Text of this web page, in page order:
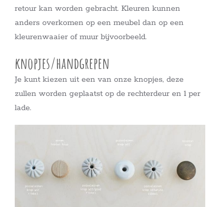
retour kan worden gebracht. Kleuren kunnen
anders overkomen op een meubel dan op een
kleurenwaaier of muur bijvoorbeeld.
knopjes/handgrepen
Je kunt kiezen uit een van onze knopjes, deze
zullen worden geplaatst op de rechterdeur en 1 per
lade.